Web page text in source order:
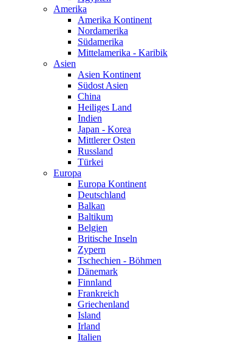
Amerika
Amerika Kontinent
Nordamerika
Südamerika
Mittelamerika - Karibik
Asien
Asien Kontinent
Südost Asien
China
Heiliges Land
Indien
Japan - Korea
Mittlerer Osten
Russland
Türkei
Europa
Europa Kontinent
Deutschland
Balkan
Baltikum
Belgien
Britische Inseln
Zypern
Tschechien - Böhmen
Dänemark
Finnland
Frankreich
Griechenland
Island
Irland
Italien